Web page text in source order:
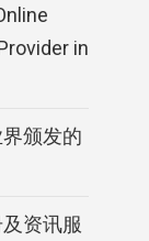
in
颁发的
资讯服